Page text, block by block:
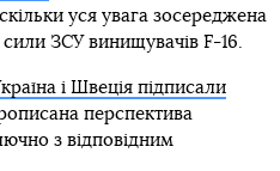
уся увага зосереджена
сили ЗСУ винищувачів F-16.
і Швеція підписали
перспектива
з відповідним